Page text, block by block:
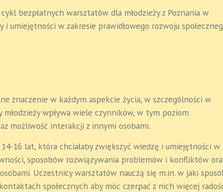
bezpłatnych warsztatów dla młodzieży z Poznania w
w zakresie prawidłowego rozwoju
znaczenie w każdym aspekcie życia, w szczególności w
wpływa wiele czynników, w tym poziom
możliwość interakcji z innymi osobami.
16 lat, która chciałaby zwiększyć wiedzę i umiejętności w
sposobów rozwiązywania problemów i konfliktów
Uczestnicy warsztatów nauczą się m.in. w jaki
społecznych aby móc czerpać z nich więcej